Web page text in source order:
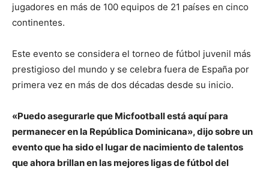
jugadores en más de 100 equipos de 21 países en cinco
continentes.
Este evento se considera el torneo de fútbol juvenil más
prestigioso del mundo y se celebra fuera de España por
primera vez en más de dos décadas desde su inicio.
«Puedo asegurarle que Micfootball está aquí para
permanecer en la República Dominicana», dijo sobre un
evento que ha sido el lugar de nacimiento de talentos
que ahora brillan en las mejores ligas de fútbol del